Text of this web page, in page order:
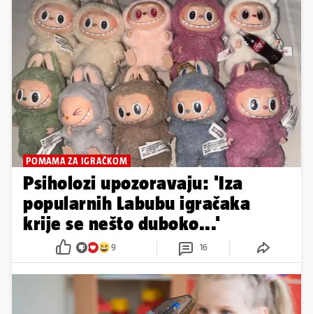
POMAMA ZA IGRAČKOM
Psiholozi upozoravaju: 'Iza
popularnih Labubu igračaka
krije se nešto duboko...'
9 16